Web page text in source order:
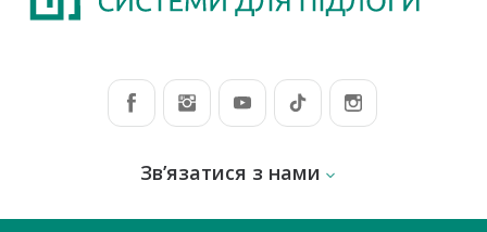
Зв’язатися з нами